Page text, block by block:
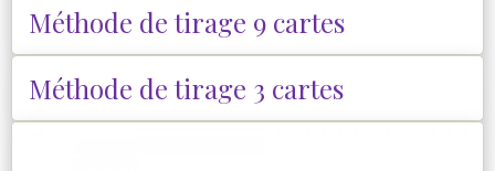
Méthode de tirage 9 cartes
Méthode de tirage 3 cartes